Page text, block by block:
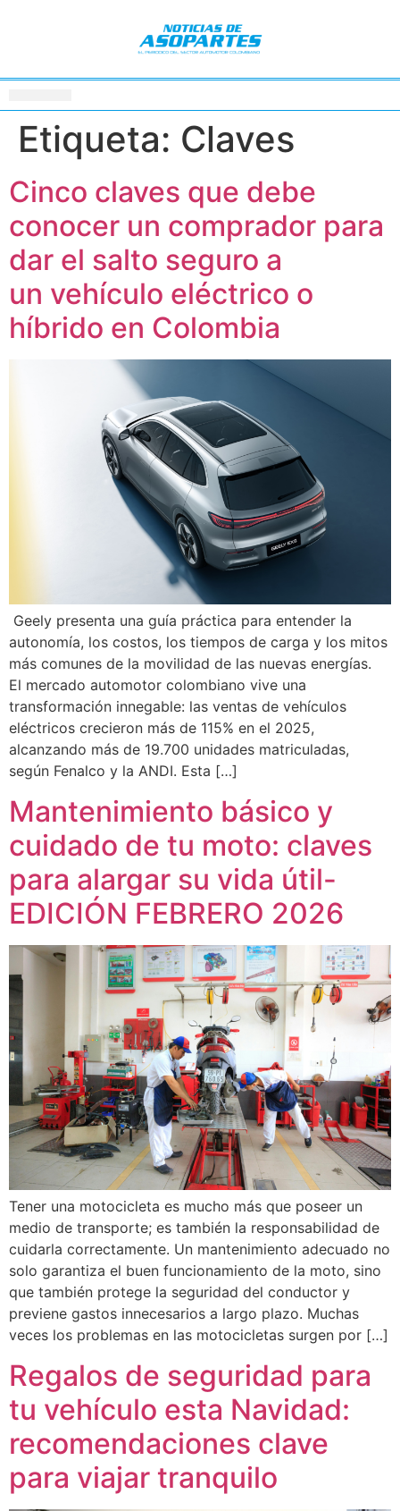
Etiqueta: Claves
Cinco claves que debe
conocer un comprador para
dar el salto seguro a
un vehículo eléctrico o
híbrido en Colombia
Geely presenta una guía práctica para entender la
autonomía, los costos, los tiempos de carga y los mitos
más comunes de la movilidad de las nuevas energías.
El mercado automotor colombiano vive una
transformación innegable: las ventas de vehículos
eléctricos crecieron más de 115% en el 2025,
alcanzando más de 19.700 unidades matriculadas,
según Fenalco y la ANDI. Esta […]
Mantenimiento básico y
cuidado de tu moto: claves
para alargar su vida útil-
EDICIÓN FEBRERO 2026
Tener una motocicleta es mucho más que poseer un
medio de transporte; es también la responsabilidad de
cuidarla correctamente. Un mantenimiento adecuado no
solo garantiza el buen funcionamiento de la moto, sino
que también protege la seguridad del conductor y
previene gastos innecesarios a largo plazo. Muchas
veces los problemas en las motocicletas surgen por […]
Regalos de seguridad para
tu vehículo esta Navidad:
recomendaciones clave
para viajar tranquilo